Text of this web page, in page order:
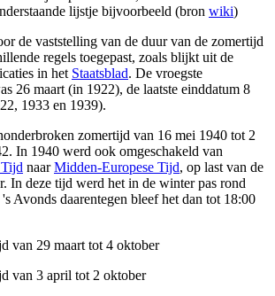
lijstje bijvoorbeeld (bron wiki)
de vaststelling van de duur van de zomertijd
regels toegepast, zoals blijkt uit de
in het Staatsblad. De vroegste
26 maart (in 1922), de laatste einddatum 8
1933 en 1939).
zomertijd van 16 mei 1940 tot 2
In 1940 werd ook omgeschakeld van
naarMidden-Europese Tijd, op last van de
In deze tijd werd het in de winter pas rond
Avonds daarentegen bleef het dan tot 18:00
van 29 maart tot 4 oktober
van 3 april tot 2 oktober